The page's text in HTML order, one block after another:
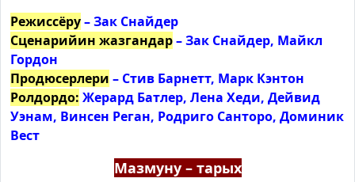
Режиссёру– Зак Снайдер
Сценарийин жазгандар– Зак Снайдер, Майкл
Гордон
Продюсерлери – Стив Барнетт, Марк Кэнтон
Ролдордо: Жерард Батлер, Лена Хеди, Дейвид
Уэнам, Винсен Реган, Родриго Санторо, Доминик
Вест
Мазмуну – тарых